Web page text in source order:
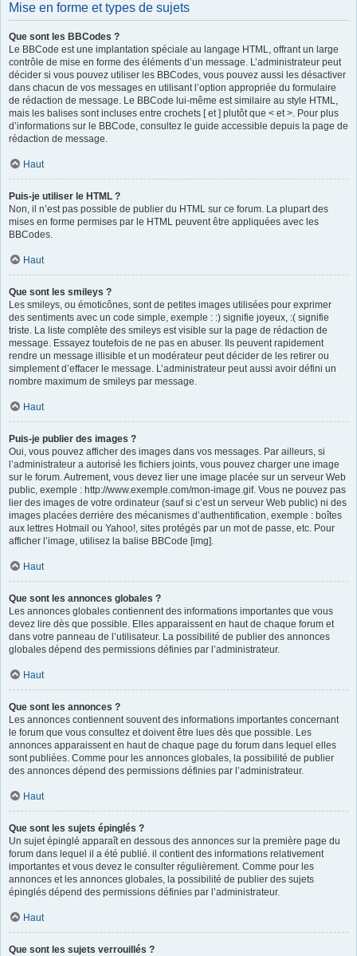
Mise en forme et types de sujets
Que sont les BBCodes ?
Le BBCode est une implantation spéciale au langage HTML, offrant un large
contrôle de mise en forme des éléments d’un message. L’administrateur peut
décider si vous pouvez utiliser les BBCodes, vous pouvez aussi les désactiver
dans chacun de vos messages en utilisant l’option appropriée du formulaire
de rédaction de message. Le BBCode lui-même est similaire au style HTML,
mais les balises sont incluses entre crochets [ et ] plutôt que < et >. Pour plus
d’informations sur le BBCode, consultez le guide accessible depuis la page de
rédaction de message.
Haut
Puis-je utiliser le HTML ?
Non, il n’est pas possible de publier du HTML sur ce forum. La plupart des
mises en forme permises par le HTML peuvent être appliquées avec les
BBCodes.
Haut
Que sont les smileys ?
Les smileys, ou émoticônes, sont de petites images utilisées pour exprimer
des sentiments avec un code simple, exemple : :) signifie joyeux, :( signifie
triste. La liste complète des smileys est visible sur la page de rédaction de
message. Essayez toutefois de ne pas en abuser. Ils peuvent rapidement
rendre un message illisible et un modérateur peut décider de les retirer ou
simplement d’effacer le message. L’administrateur peut aussi avoir défini un
nombre maximum de smileys par message.
Haut
Puis-je publier des images ?
Oui, vous pouvez afficher des images dans vos messages. Par ailleurs, si
l’administrateur a autorisé les fichiers joints, vous pouvez charger une image
sur le forum. Autrement, vous devez lier une image placée sur un serveur Web
public, exemple : http://www.exemple.com/mon-image.gif. Vous ne pouvez pas
lier des images de votre ordinateur (sauf si c’est un serveur Web public) ni des
images placées derrière des mécanismes d’authentification, exemple : boîtes
aux lettres Hotmail ou Yahoo!, sites protégés par un mot de passe, etc. Pour
afficher l’image, utilisez la balise BBCode [img].
Haut
Que sont les annonces globales ?
Les annonces globales contiennent des informations importantes que vous
devez lire dès que possible. Elles apparaissent en haut de chaque forum et
dans votre panneau de l’utilisateur. La possibilité de publier des annonces
globales dépend des permissions définies par l’administrateur.
Haut
Que sont les annonces ?
Les annonces contiennent souvent des informations importantes concernant
le forum que vous consultez et doivent être lues dès que possible. Les
annonces apparaissent en haut de chaque page du forum dans lequel elles
sont publiées. Comme pour les annonces globales, la possibilité de publier
des annonces dépend des permissions définies par l’administrateur.
Haut
Que sont les sujets épinglés ?
Un sujet épinglé apparaît en dessous des annonces sur la première page du
forum dans lequel il a été publié. il contient des informations relativement
importantes et vous devez le consulter régulièrement. Comme pour les
annonces et les annonces globales, la possibilité de publier des sujets
épinglés dépend des permissions définies par l’administrateur.
Haut
Que sont les sujets verrouillés ?